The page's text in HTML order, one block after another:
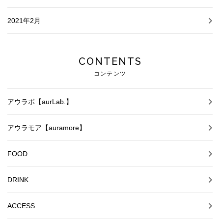
2021年2月
CONTENTS
コンテンツ
アウラボ【aurLab.】
アウラモア【auramore】
FOOD
DRINK
ACCESS